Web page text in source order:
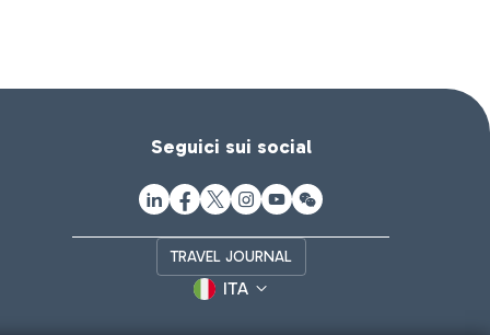
Seguici sui social
TRAVEL JOURNAL
ITA